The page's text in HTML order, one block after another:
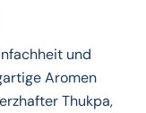
und
Aromen
Thukpa,